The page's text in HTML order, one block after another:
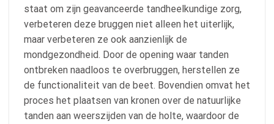
staat om zijn geavanceerde tandheelkundige zorg,
verbeteren deze bruggen niet alleen het uiterlijk,
maar verbeteren ze ook aanzienlijk de
mondgezondheid. Door de opening waar tanden
ontbreken naadloos te overbruggen, herstellen ze
de functionaliteit van de beet. Bovendien omvat het
proces het plaatsen van kronen over de natuurlijke
tanden aan weerszijden van de holte, waardoor de